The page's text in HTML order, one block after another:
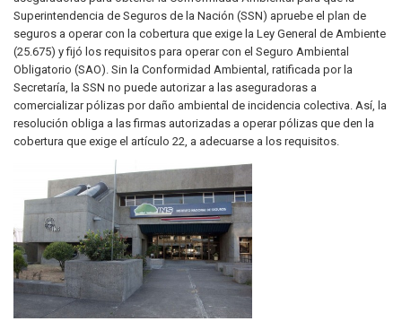
Superintendencia de Seguros de la Nación (SSN) apruebe el plan de
seguros a operar con la cobertura que exige la Ley General de Ambiente
(25.675) y fijó los requisitos para operar con el Seguro Ambiental
Obligatorio (SAO). Sin la Conformidad Ambiental, ratificada por la
Secretaría, la SSN no puede autorizar a las aseguradoras a
comercializar pólizas por daño ambiental de incidencia colectiva. Así, la
resolución obliga a las firmas autorizadas a operar pólizas que den la
cobertura que exige el artículo 22, a adecuarse a los requisitos.